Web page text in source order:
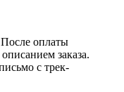
После оплаты
заказа.
с трек-